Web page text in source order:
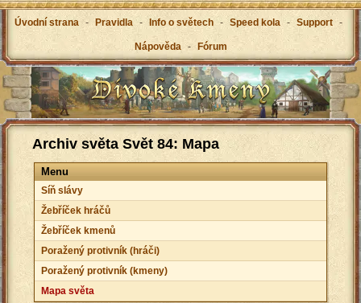
Úvodní strana - Pravidla - Info o světech - Speed kola - Support -
Nápověda - Fórum
Archiv světa Svět 84: Mapa
Menu
Síň slávy
Žebříček hráčů
Žebříček kmenů
Poražený protivník (hráči)
Poražený protivník (kmeny)
Mapa světa